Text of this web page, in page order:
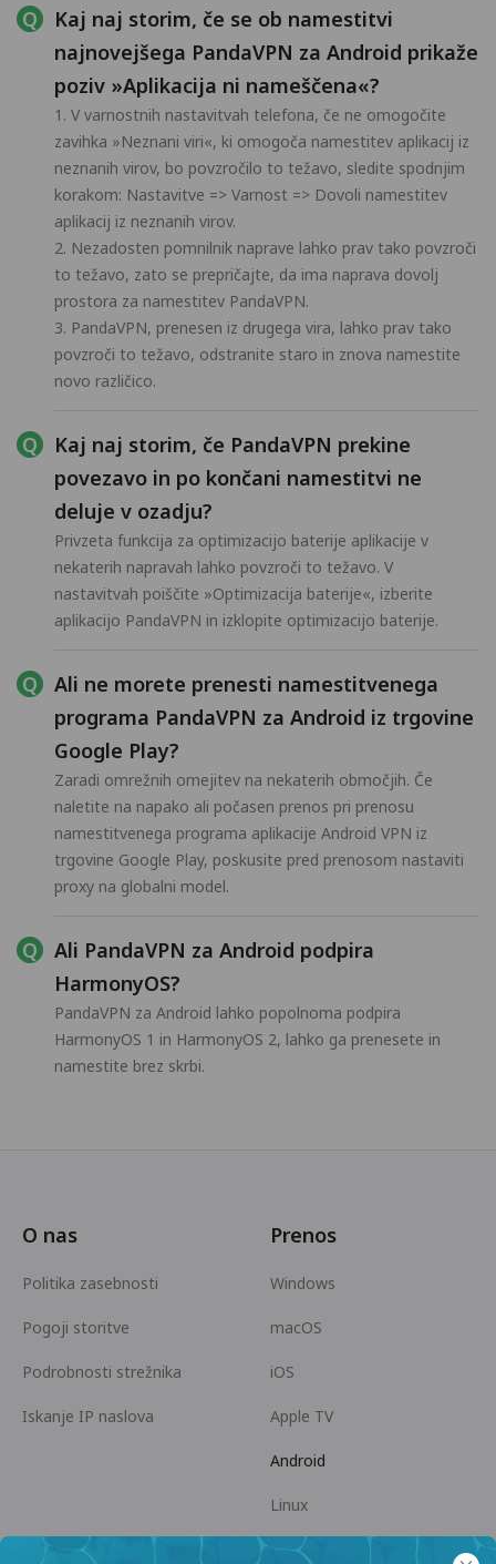
Kaj naj storim, če se ob namestitvi
najnovejšega PandaVPN za Android prikaže
poziv »Aplikacija ni nameščena«?
1. V varnostnih nastavitvah telefona, če ne omogočite
zavihka »Neznani viri«, ki omogoča namestitev aplikacij iz
neznanih virov, bo povzročilo to težavo, sledite spodnjim
korakom: Nastavitve => Varnost => Dovoli namestitev
aplikacij iz neznanih virov.
2. Nezadosten pomnilnik naprave lahko prav tako povzroči
to težavo, zato se prepričajte, da ima naprava dovolj
prostora za namestitev PandaVPN.
3. PandaVPN, prenesen iz drugega vira, lahko prav tako
povzroči to težavo, odstranite staro in znova namestite
novo različico.
Kaj naj storim, če PandaVPN prekine
povezavo in po končani namestitvi ne
deluje v ozadju?
Privzeta funkcija za optimizacijo baterije aplikacije v
nekaterih napravah lahko povzroči to težavo. V
nastavitvah poiščite »Optimizacija baterije«, izberite
aplikacijo PandaVPN in izklopite optimizacijo baterije.
Ali ne morete prenesti namestitvenega
programa PandaVPN za Android iz trgovine
Google Play?
Zaradi omrežnih omejitev na nekaterih območjih. Če
naletite na napako ali počasen prenos pri prenosu
namestitvenega programa aplikacije Android VPN iz
trgovine Google Play, poskusite pred prenosom nastaviti
proxy na globalni model.
Ali PandaVPN za Android podpira
HarmonyOS?
PandaVPN za Android lahko popolnoma podpira
HarmonyOS 1 in HarmonyOS 2, lahko ga prenesete in
namestite brez skrbi.
O nas
Politika zasebnosti
Pogoji storitve
Podrobnosti strežnika
Iskanje IP naslova
Prenos
Windows
macOS
iOS
Apple TV
Android
Linux
Android TV